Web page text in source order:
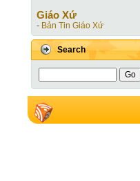
Giáo Xứ
- Bản Tin Giáo Xứ
Search